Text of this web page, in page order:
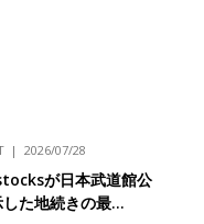
2026/07/28
が日本武道館公
した地続きの最…